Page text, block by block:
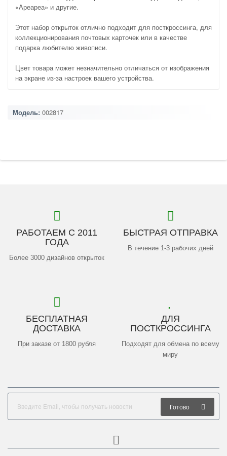
«Ареареа» и другие.
Этот набор открыток отлично подходит для посткроссинга, для
коллекционирования почтовых карточек или в качестве
подарка любителю живописи.
Цвет товара может незначительно отличаться от изображения
на экране из-за настроек вашего устройства.
Модель: 002817
РАБОТАЕМ С 2011
ГОДА
Более 3000 дизайнов открыток
БЫСТРАЯ ОТПРАВКА
В течение 1-3 рабочих дней
БЕСПЛАТНАЯ
ДОСТАВКА
При заказе от 1800 рубля
ДЛЯ
ПОСТКРОССИНГА
Подходят для обмена по всему
миру
Готово